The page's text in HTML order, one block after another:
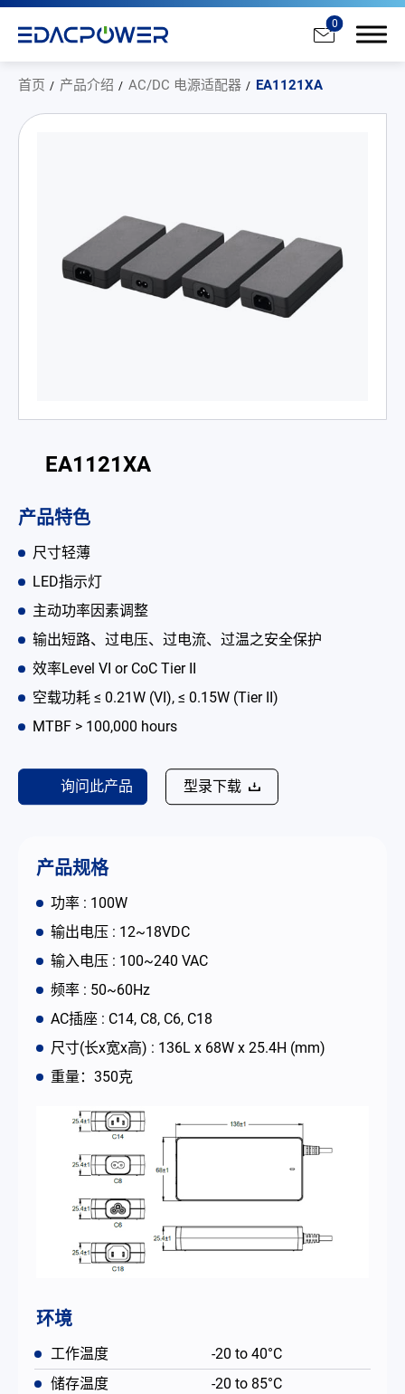
0
首页 产品介绍 AC/DC 电源适配器 EA1121XA
EA1121XA
产品特色
尺寸轻薄
LED指示灯
主动功率因素调整
输出短路、过电压、过电流、过温之安全保护
效率Level VI or CoC Tier II
空载功耗 ≤ 0.21W (VI), ≤ 0.15W (Tier II)
MTBF > 100,000 hours
询问此产品 型录下载
产品规格
功率 : 100W
输出电压 : 12~18VDC
输入电压 : 100~240 VAC
频率 : 50~60Hz
AC插座 : C14, C8, C6, C18
尺寸(长x宽x高) : 136L x 68W x 25.4H (mm)
重量：350克
环境
工作温度
-20 to 40°C
储存温度
-20 to 85°C
AC/DC 电源适配器
AC/DC 医疗电源供应器
电池适配充电器
开放式电源
LED 电源
CRPS 电源
解决方案
为何选择翌胜
最新消息
简体中文